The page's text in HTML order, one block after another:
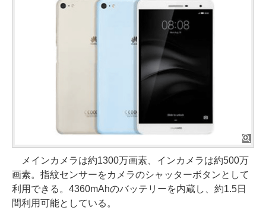
メインカメラは約1300万画素、インカメラは約500万
画素。指紋センサーをカメラのシャッターボタンとして
利用できる。4360mAhのバッテリーを内蔵し、約1.5日
間利用可能としている。